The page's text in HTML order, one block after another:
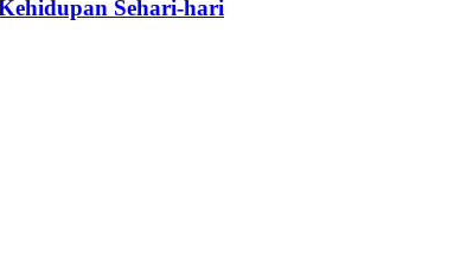
Sehari-hari